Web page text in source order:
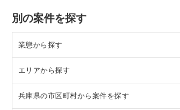
別の案件を探す
業態から探す
ラーメンの居抜き売却物件の案件一覧
フランス料理の居抜き売却物件の案件一覧
エリアから探す
東京23区の飲食店の居抜き売却物件の案件一覧
兵庫県の市区町村から案件を探す